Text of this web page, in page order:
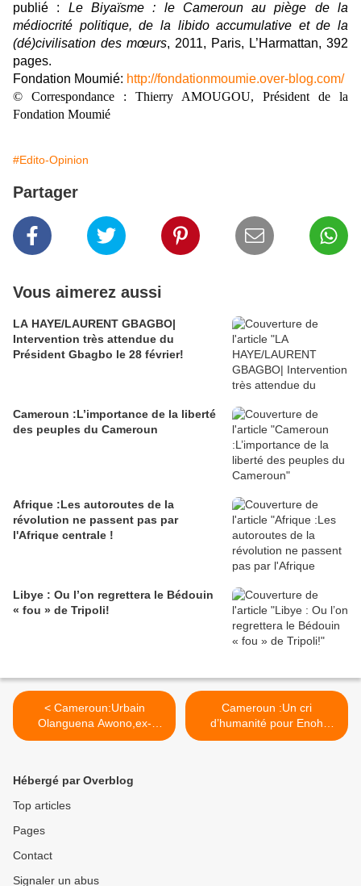
publié : Le Biyaïsme : le Cameroun au piège de la
médiocrité politique, de la libido accumulative et de la
(dé)civilisation des mœurs, 2011, Paris, L’Harmattan, 392
pages.
Fondation Moumié: http://fondationmoumie.over-blog.com/
© Correspondance : Thierry AMOUGOU, Président de la
Fondation Moumié
#Edito-Opinion
Partager
Vous aimerez aussi
LA HAYE/LAURENT GBAGBO|
Intervention très attendue du
Président Gbagbo le 28 février!
Cameroun :L’importance de la liberté
des peuples du Cameroun
Afrique :Les autoroutes de la
révolution ne passent pas par
l'Afrique centrale !
Libye : Ou l’on regrettera le Bédouin
« fou » de Tripoli!
< Cameroun:Urbain
Olanguena Awono,ex-
ministre incarcéré dit sa
Cameroun :Un cri
d’humanité pour Enoh
Meyomesse ! >
Hébergé par Overblog
Top articles
Pages
Contact
Signaler un abus